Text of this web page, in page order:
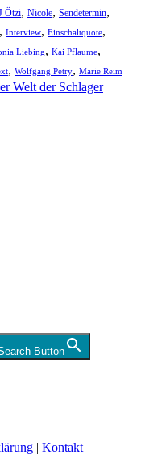
Ötzi, Nicole, Sendetermin,
, Interview, Einschaltquote,
Liebing, Kai Pflaume,
, Wolfgang Petry, Marie Reim
Button
| Kontakt